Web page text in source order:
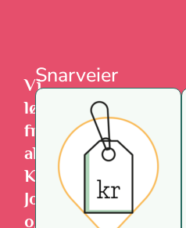
Vi
løfter
frem
alt
Karl
Johan
og
Snarveier